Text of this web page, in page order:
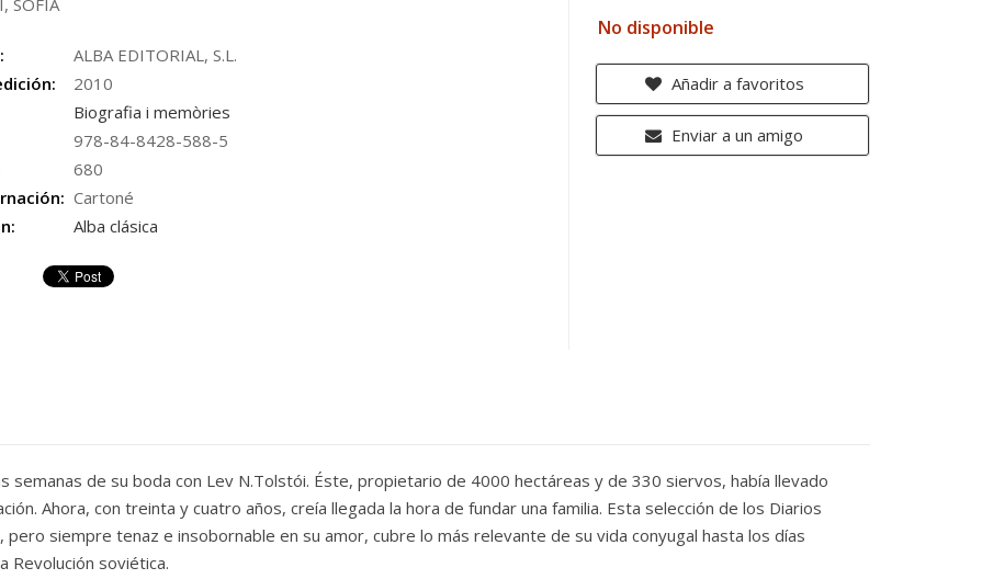
SOFIA
ALBA EDITORIAL, S.L.
2010
Biografia i memòries
978-84-8428-588-5
680
Cartoné
Alba clásica
No disponible
Añadir a favoritos
Enviar a un amigo
semanas de su boda con Lev N.Tolstói. Éste, propietario de 4000 hectáreas y de 330 siervos, había llevado
Ahora, con treinta y cuatro años, creía llegada la hora de fundar una familia. Esta selección de los Diarios
siempre tenaz e insobornable en su amor, cubre lo más relevante de su vida conyugal hasta los días
Revolución soviética.